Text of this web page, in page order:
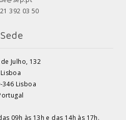
392 03 50
Sede
Julho, 132
Lisboa
346 Lisboa
09h às 13h e das 14h às 17h.